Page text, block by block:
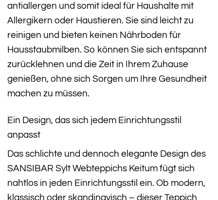
antiallergen und somit ideal für Haushalte mit
Allergikern oder Haustieren. Sie sind leicht zu
reinigen und bieten keinen Nährboden für
Hausstaubmilben. So können Sie sich entspannt
zurücklehnen und die Zeit in Ihrem Zuhause
genießen, ohne sich Sorgen um Ihre Gesundheit
machen zu müssen.
Ein Design, das sich jedem Einrichtungsstil
anpasst
Das schlichte und dennoch elegante Design des
SANSIBAR Sylt Webteppichs Keitum fügt sich
nahtlos in jeden Einrichtungsstil ein. Ob modern,
klassisch oder skandinavisch – dieser Teppich